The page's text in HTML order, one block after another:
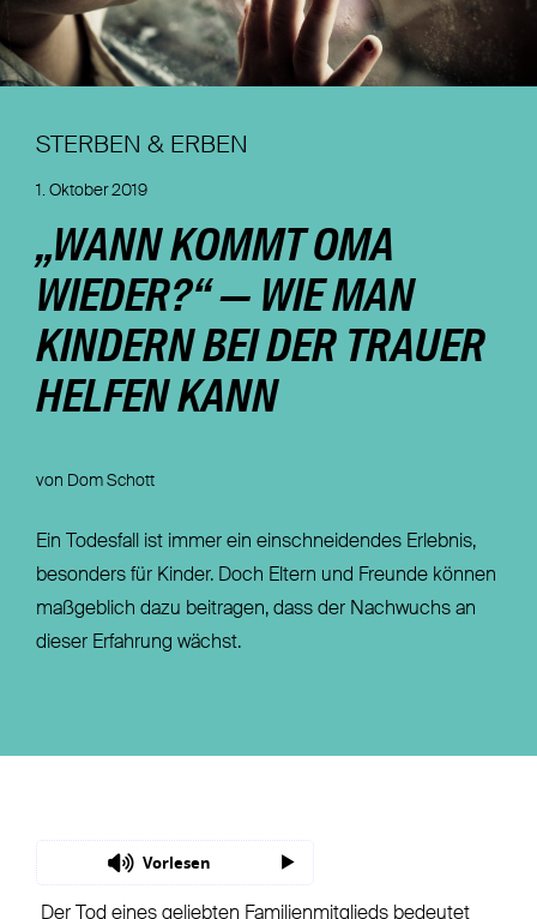
Nachhaltigkeit
STERBEN & ERBEN
1. Oktober 2019
„WANN KOMMT OMA
WIEDER?“ — WIE MAN
KINDERN BEI DER TRAUER
HELFEN KANN
von Dom Schott
Ein Todesfall ist immer ein einschneidendes Erlebnis,
besonders für Kinder. Doch Eltern und Freunde können
maßgeblich dazu beitragen, dass der Nachwuchs an
dieser Erfahrung wächst.
Vorlesen
Der Tod eines geliebten Familienmitglieds bedeutet